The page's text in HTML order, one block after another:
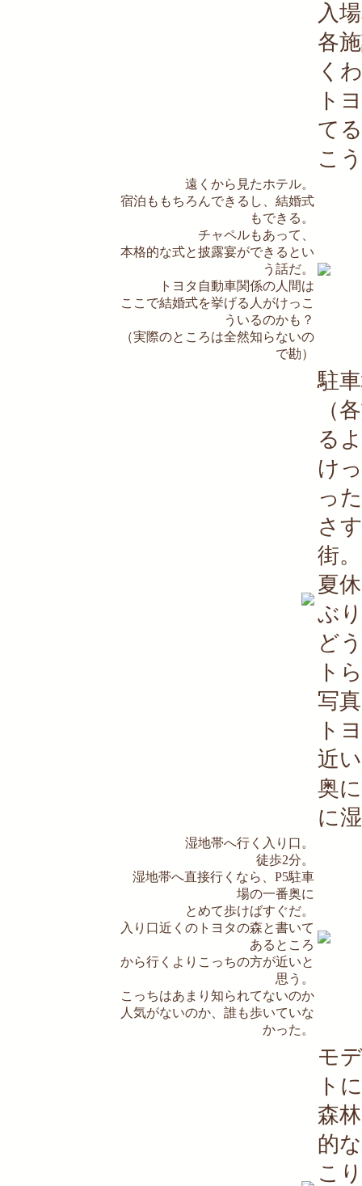
入
各
く
ト
て
こ
遠くから見たホテル。
宿泊ももちろんできるし、結婚式
もできる。
チャペルもあって、
本格的な式と披露宴ができるとい
う話だ。
トヨタ自動車関係の人間は
ここで結婚式を挙げる人がけっこ
ういるのかも？
（実際のところは全然知らないの
で勘）
駐
（
る
け
っ
さ
街。
夏
ぶ
ど
ト
写
ト
近
奥
に
湿地帯へ行く入り口。
徒歩2分。
湿地帯へ直接行くなら、P5駐車
場の一番奥に
とめて歩けばすぐだ。
入り口近くのトヨタの森と書いて
あるところ
から行くよりこっちの方が近いと
思う。
こっちはあまり知られてないのか
人気がないのか、誰も歩いていな
かった。
モ
ト
森
的
こ